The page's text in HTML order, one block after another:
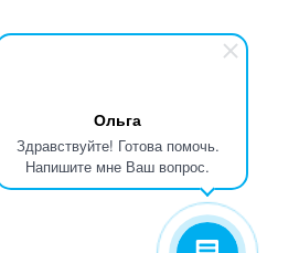
Ольга
Здравствуйте! Готова помочь.
Напишите мне Ваш вопрос.